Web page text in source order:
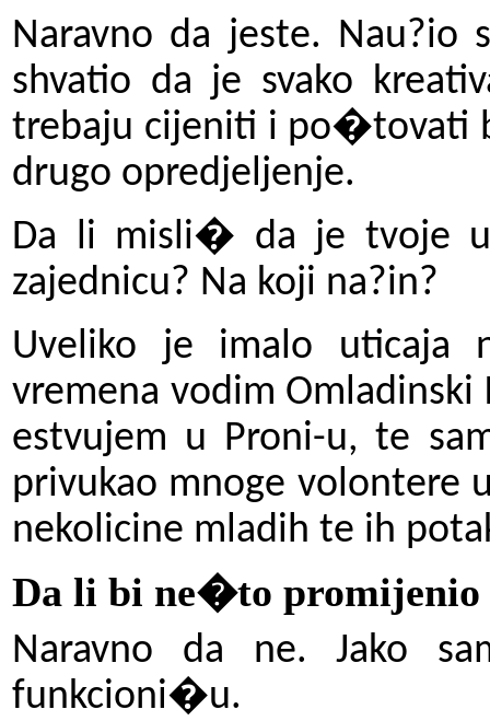
Naravno da jeste. Nau?io
shvatio da je svako
trebaju cijeniti i po�tovati
drugo opredjeljenje.
Da li misli� da je tvoje
zajednicu? Na koji na?in?
Uveliko je imalo uticaja
vremena vodim Omladinski
estvujem u Proni-u, te
privukao mnoge volontere
nekolicine mladih te ih
Da li bi ne�to promijenio
Naravno da ne. Jako
funkcioni�u.